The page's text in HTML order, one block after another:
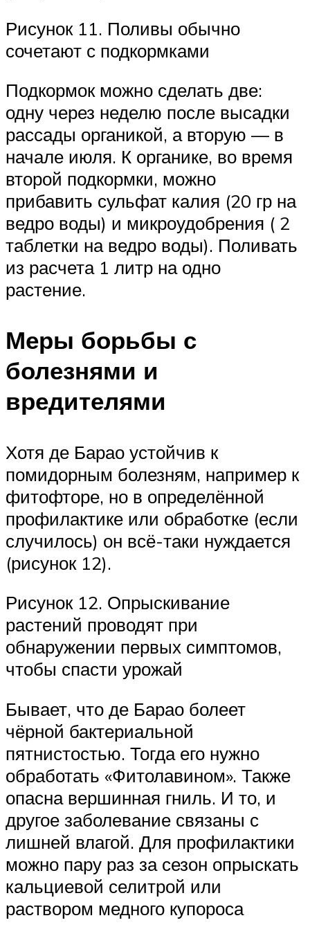
Рисунок 11. Поливы обычно
сочетают с подкормками
Подкормок можно сделать две:
одну через неделю после высадки
рассады органикой, а вторую — в
начале июля. К органике, во время
второй подкормки, можно
прибавить сульфат калия (20 гр на
ведро воды) и микроудобрения ( 2
таблетки на ведро воды). Поливать
из расчета 1 литр на одно
растение.
Меры борьбы с
болезнями и
вредителями
Хотя де Барао устойчив к
помидорным болезням, например к
фитофторе, но в определённой
профилактике или обработке (если
случилось) он всё-таки нуждается
(рисунок 12).
Рисунок 12. Опрыскивание
растений проводят при
обнаружении первых симптомов,
чтобы спасти урожай
Бывает, что де Барао болеет
чёрной бактериальной
пятнистостью. Тогда его нужно
обработать «Фитолавином». Также
опасна вершинная гниль. И то, и
другое заболевание связаны с
лишней влагой. Для профилактики
можно пару раз за сезон опрыскать
кальциевой селитрой или
раствором медного купороса